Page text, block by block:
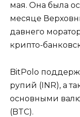
мая. Она была
месяце
давнего
крипто-
BitPolo
рупий (INR), а
основными
(BTC).